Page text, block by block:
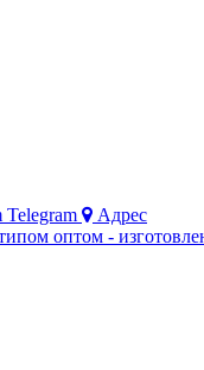
Telegram Адрес